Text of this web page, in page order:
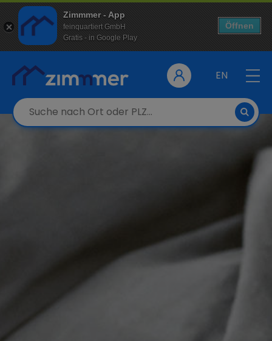
Zimmmer - App
feinquartiert GmbH
Gratis - in Google Play
Öffnen
EN